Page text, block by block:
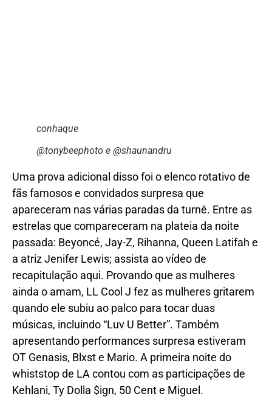
conhaque
@tonybeephoto e @shaunandru
Uma prova adicional disso foi o elenco rotativo de
fãs famosos e convidados surpresa que
apareceram nas várias paradas da turnê. Entre as
estrelas que compareceram na plateia da noite
passada: Beyoncé, Jay-Z, Rihanna, Queen Latifah e
a atriz Jenifer Lewis; assista ao vídeo de
recapitulação aqui. Provando que as mulheres
ainda o amam, LL Cool J fez as mulheres gritarem
quando ele subiu ao palco para tocar duas
músicas, incluindo “Luv U Better”. Também
apresentando performances surpresa estiveram
OT Genasis, Blxst e Mario. A primeira noite do
whiststop de LA contou com as participações de
Kehlani, Ty Dolla $ign, 50 Cent e Miguel.